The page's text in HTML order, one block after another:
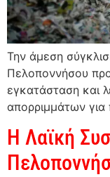
Την άμεση
Πελοποννήσου
εγκατάσταση και
απορριμμάτων
Η Λαϊκή